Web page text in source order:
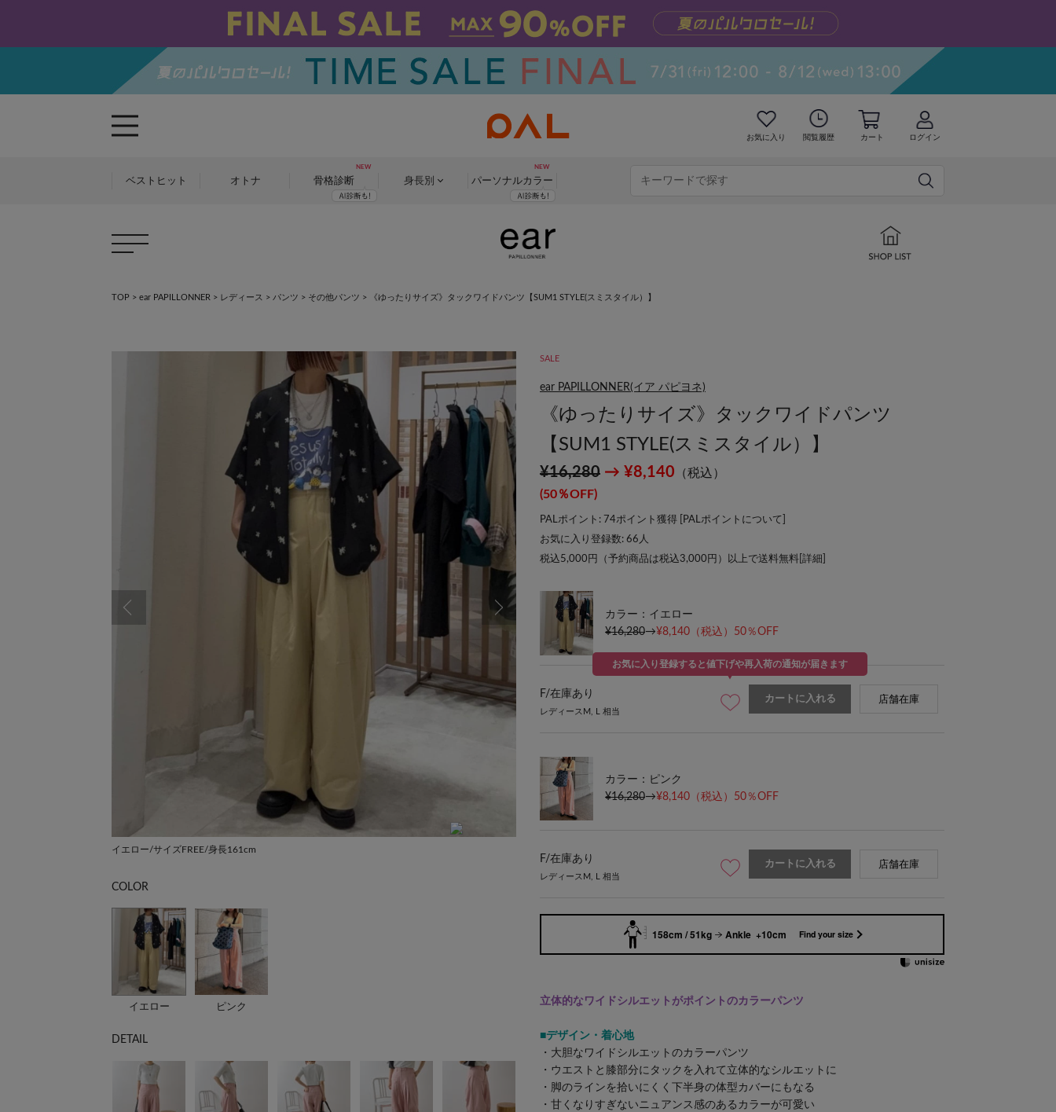
お気に入り 閲覧履歴 カート ログイン
ベストヒット オトナ 骨格診断 身長別 パーソナルカラー
TOP > ear PAPILLONNER > レディース > パンツ > その他パンツ > 《ゆったりサイズ》タックワイドパンツ【SUM1 STYLE(スミスタイル）】
イエロー/サイズFREE/身長161cm
COLOR
イエロー ピンク
DETAIL
SALE
ear PAPILLONNER(イア パピヨネ)
《ゆったりサイズ》タックワイドパンツ
【SUM1 STYLE(スミスタイル）】
¥16,280 → ¥8,140 （税込）
(50％OFF)
PALポイント: 74ポイント獲得 [ PALポイントについて
お気に入り登録数: 66 人
税込5,000円（予約商品は税込3,000円）以上で送料無料[ 詳細
カラー：イエロー
¥16,280→¥8,140 （税込）50％OFF
F/在庫あり
レディースM, L 相当
お気に入り登録すると値下げや再入荷の通知が届きます
カートに入れる 店舗在庫
カラー：ピンク
¥16,280→¥8,140 （税込）50％OFF
F/在庫あり
レディースM, L 相当
カートに入れる 店舗在庫
158cm / 51kg Ankle +10cm Find your size
立体的なワイドシルエットがポイントのカラーパンツ
■デザイン・着心地
・大胆なワイドシルエットのカラーパンツ
・ウエストと膝部分にタックを入れて立体的なシルエットに
・脚のラインを拾いにくく下半身の体型カバーにもなる
・甘くなりすぎないニュアンス感のあるカラーが可愛い